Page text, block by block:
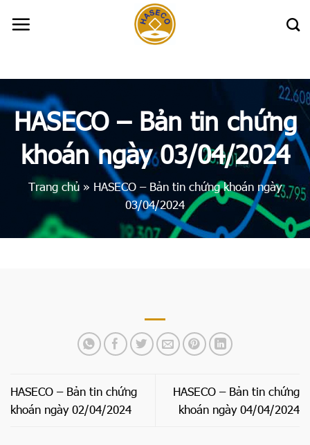
HASECO – Bản tin chứng
khoán ngày 03/04/2024
Trang chủ » HASECO – Bản tin chứng khoán ngày
03/04/2024
HASECO – Bản tin chứng
khoán ngày 02/04/2024
HASECO – Bản tin chứng
khoán ngày 04/04/2024